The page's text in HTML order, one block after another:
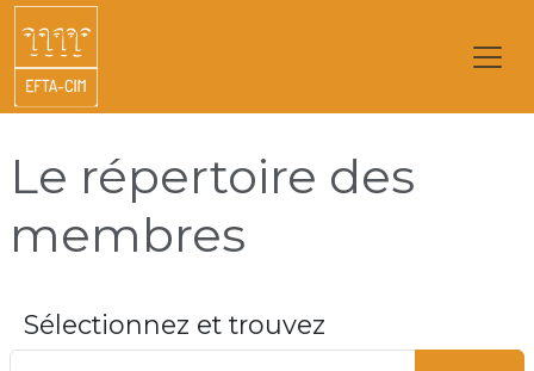
Le répertoire des
membres
Sélectionnez et trouvez